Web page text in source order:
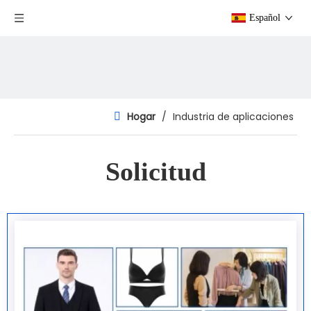
Español
Hogar / Industria de aplicaciones
Solicitud